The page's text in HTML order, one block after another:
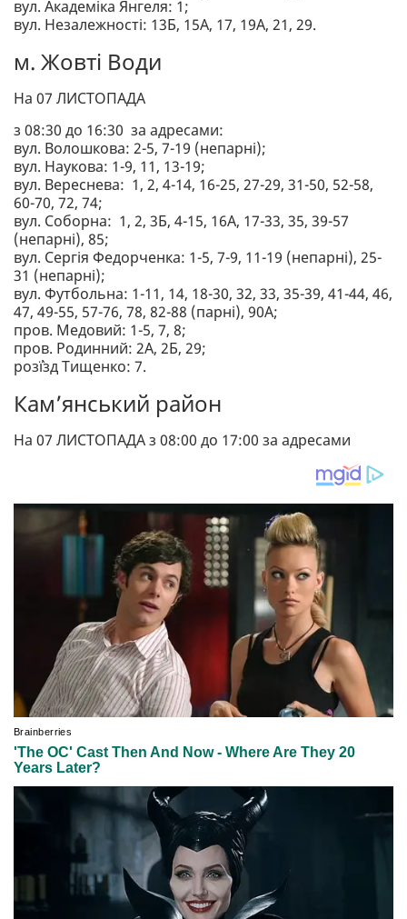
вул. Академіка Янгеля: 1;
вул. Незалежності: 13Б, 15А, 17, 19А, 21, 29.
м. Жовті Води
На 07 ЛИСТОПАДА
з 08:30 до 16:30 за адресами:
вул. Волошкова: 2-5, 7-19 (непарні);
вул. Наукова: 1-9, 11, 13-19;
вул. Вереснева: 1, 2, 4-14, 16-25, 27-29, 31-50, 52-58,
60-70, 72, 74;
вул. Соборна: 1, 2, 3Б, 4-15, 16А, 17-33, 35, 39-57
(непарні), 85;
вул. Сергія Федорченка: 1-5, 7-9, 11-19 (непарні), 25-
31 (непарні);
вул. Футбольна: 1-11, 14, 18-30, 32, 33, 35-39, 41-44, 46,
47, 49-55, 57-76, 78, 82-88 (парні), 90А;
пров. Медовий: 1-5, 7, 8;
пров. Родинний: 2А, 2Б, 29;
роз`їзд Тищенко: 7.
Кам’янський район
На 07 ЛИСТОПАДА з 08:00 до 17:00 за адресами